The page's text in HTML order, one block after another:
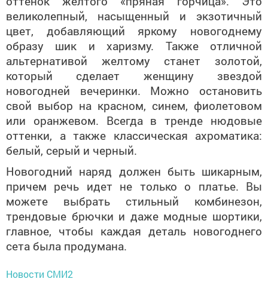
великолепный, насыщенный и экзотичный
цвет, добавляющий яркому новогоднему
образу шик и харизму. Также отличной
альтернативой желтому станет золотой,
который сделает женщину звездой
новогодней вечеринки. Можно остановить
свой выбор на красном, синем, фиолетовом
или оранжевом. Всегда в тренде нюдовые
оттенки, а также классическая ахроматика:
белый, серый и черный.
Новогодний наряд должен быть шикарным,
причем речь идет не только о платье. Вы
можете выбрать стильный комбинезон,
трендовые брючки и даже модные шортики,
главное, чтобы каждая деталь новогоднего
сета была продумана.
Новости СМИ2